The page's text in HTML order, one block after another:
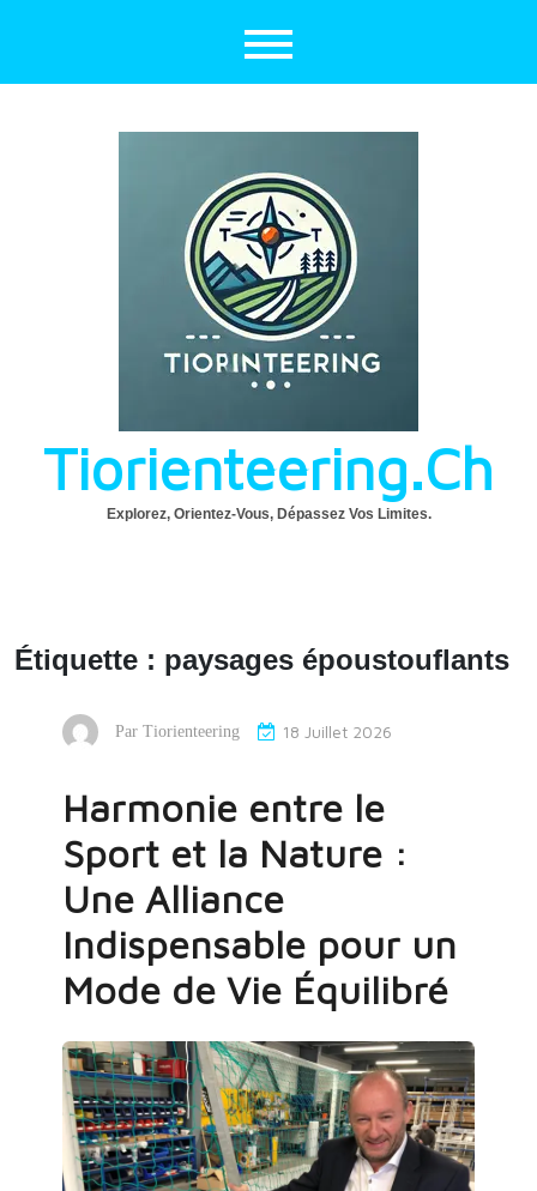
Tiorienteering.ch
Explorez, Orientez-Vous, Dépassez Vos Limites.
Étiquette : paysages époustouflants
Par Tiorienteering 18 Juillet 2026
Harmonie entre le
Sport et la Nature :
Une Alliance
Indispensable pour un
Mode de Vie Équilibré